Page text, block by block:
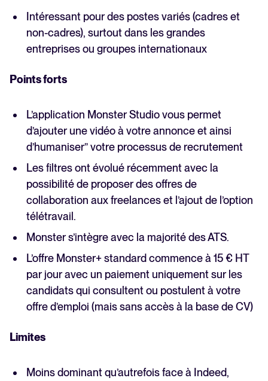
Intéressant pour des postes variés (cadres et
non-cadres), surtout dans les grandes
entreprises ou groupes internationaux
Points forts
L’application Monster Studio vous permet
d’ajouter une vidéo à votre annonce et ainsi
d’humaniser” votre processus de recrutement
Les filtres ont évolué récemment avec la
possibilité de proposer des offres de
collaboration aux freelances et l’ajout de l’option
télétravail.
Monster s’intègre avec la majorité des ATS.
L’offre Monster+ standard commence à 15 € HT
par jour avec un paiement uniquement sur les
candidats qui consultent ou postulent à votre
offre d’emploi (mais sans accès à la base de CV)
Limites
Moins dominant qu’autrefois face à Indeed,